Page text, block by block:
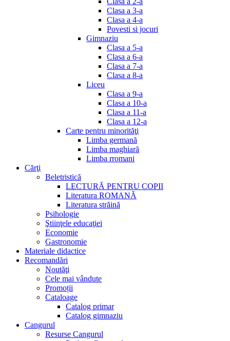
Clasa a 3-a
Clasa a 4-a
Povesti si jocuri
Gimnaziu
Clasa a 5-a
Clasa a 6-a
Clasa a 7-a
Clasa a 8-a
Liceu
Clasa a 9-a
Clasa a 10-a
Clasa a 11-a
Clasa a 12-a
Carte pentru minorităţi
Limba germană
Limba maghiară
Limba rromani
Cărţi
Beletristică
LECTURĂ PENTRU COPII
Literatura ROMANĂ
Literatura străină
Psihologie
Ştiinţele educaţiei
Economie
Gastronomie
Materiale didactice
Recomandări
Noutăţi
Cele mai vândute
Promoții
Cataloage
Catalog primar
Catalog gimnaziu
Cangurul
Resurse Cangurul